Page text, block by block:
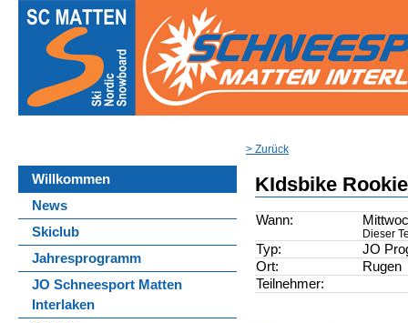
Willkommen
News
Skiclub
Jahresprogramm
JO Schneesport Matten
Interlaken
> Zurück
KIdsbike
Wann:
Dieser
Typ:
JO
Ort:
Rugen
Teilnehmer: